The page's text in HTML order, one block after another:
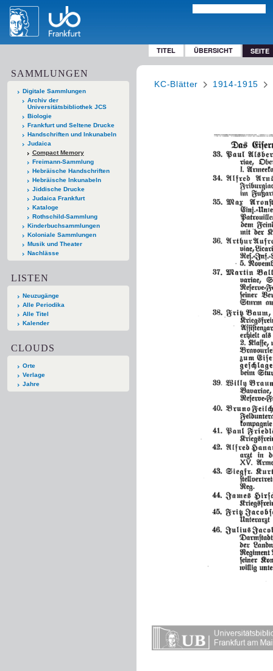
TITEL ÜBERSICHT SEITE
SAMMLUNGEN
Digitale Sammlungen
Archiv der
Universitätsbibliothek JCS
Biologie
Frankfurt und Seltene Drucke
Handschriften und Inkunabeln
Judaica
Compact Memory
Freimann-Sammlung
Hebräische Handschriften
Hebräische Inkunabeln
Jiddische Drucke
Judaica Frankfurt
Kataloge
Rothschild-Sammlung
Kinderbuchsammlungen
Koloniale Sammlungen
Musik und Theater
Nachlässe
LISTEN
Neuzugänge
Alle Periodika
Alle Titel
Kalender
CLOUDS
Orte
Verlage
Jahre
KC-Blätter 1914-1915